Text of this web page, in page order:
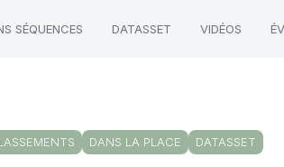
SÉQUENCES DATASSET VIDÉOS
DANS LA PLACE DATASSET